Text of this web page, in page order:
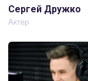
Сергей Дружко
Актер